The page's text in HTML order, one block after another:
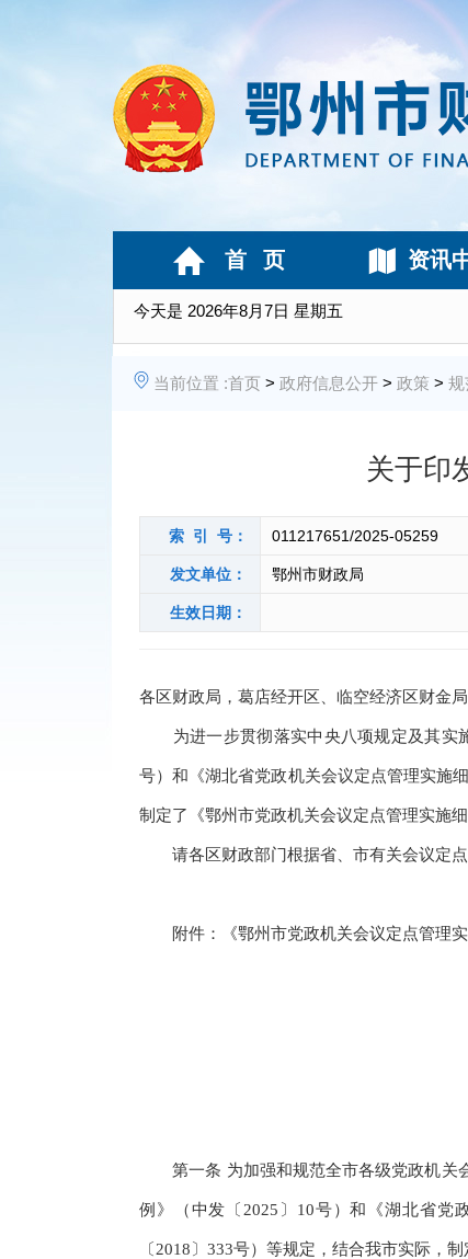
今天是 2026年8月7日 星期五
首 页 资讯
当前位置 :首页 > 政府信息公开 > 政策 > 规
关于印
索 引 号： 011217651/2025-05259
发文单位： 鄂州市财政局
生效日期：
各区财政局，葛店经开区、临空经济区财金
为进一步贯彻落实中央八项规定及其实施
号）和《湖北省党政机关会议定点管理实施
制定了《鄂州市党政机关会议定点管理实施
请各区财政部门根据省、市有关会议定点
附件：《鄂州市党政机关会议定点管理实
第一条 为加强和规范全市各级党政机关会
例》（中发〔2025〕10号）和《湖北省党
〔2018〕333号）等规定，结合我市实际，制